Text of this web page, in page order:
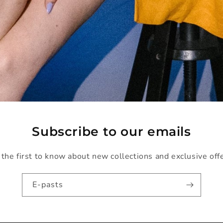
Subscribe to our emails
first to know about new collections and exclusive
E-pasts